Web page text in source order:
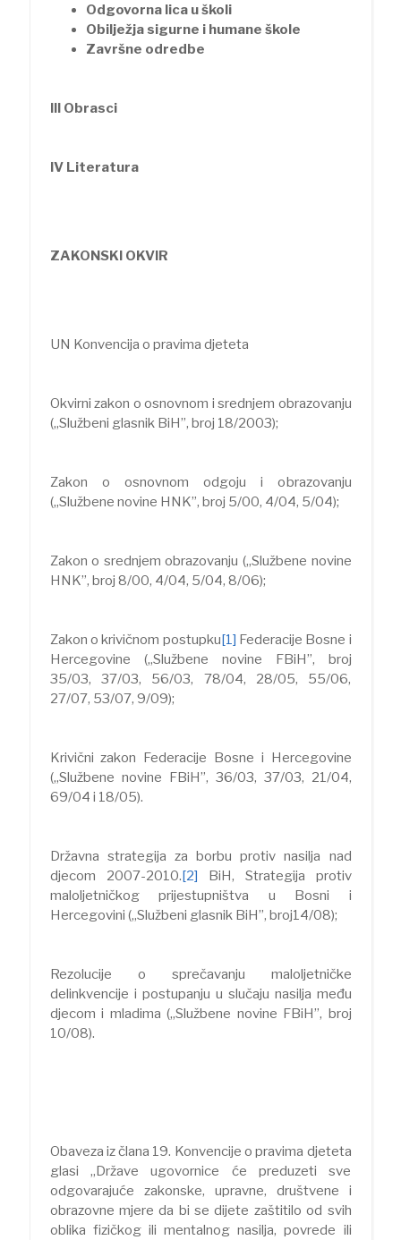
Odgovorna lica u školi
Obilježja sigurne i humane škole
Završne odredbe
III Obrasci
IV Literatura
ZAKONSKI OKVIR
UN Konvencija o pravima djeteta
Okvirni zakon o osnovnom i srednjem obrazovanju
(„Službeni glasnik BiH”, broj 18/2003);
Zakon o osnovnom odgoju i obrazovanju
(„Službene novine HNK”, broj 5/00, 4/04, 5/04);
Zakon o srednjem obrazovanju („Službene novine
HNK”, broj 8/00, 4/04, 5/04, 8/06);
Zakon o krivičnom postupku[1] Federacije Bosne i
Hercegovine („Službene novine FBiH”, broj
35/03, 37/03, 56/03, 78/04, 28/05, 55/06,
27/07, 53/07, 9/09);
Krivični zakon Federacije Bosne i Hercegovine
(„Službene novine FBiH”, 36/03, 37/03, 21/04,
69/04 i 18/05).
Državna strategija za borbu protiv nasilja nad
djecom 2007-2010.[2] BiH, Strategija protiv
maloljetničkog prijestupništva u Bosni i
Hercegovini („Službeni glasnik BiH”, broj14/08);
Rezolucije o sprečavanju maloljetničke
delinkvencije i postupanju u slučaju nasilja među
djecom i mladima („Službene novine FBiH”, broj
10/08).
Obaveza iz člana 19. Konvencije o pravima djeteta
glasi „Države ugovornice će preduzeti sve
odgovarajuće zakonske, upravne, društvene i
obrazovne mjere da bi se dijete zaštitilo od svih
oblika fizičkog ili mentalnog nasilja, povrede ili